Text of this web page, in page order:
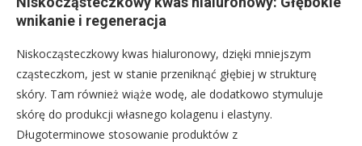
wnikanie i regeneracja
Niskocząsteczkowy kwas hialuronowy, dzięki mniejszym
cząsteczkom, jest w stanie przeniknąć głębiej w strukturę
skóry. Tam również wiąże wodę, ale dodatkowo stymuluje
skórę do produkcji własnego kolagenu i elastyny.
Długoterminowe stosowanie produktów z